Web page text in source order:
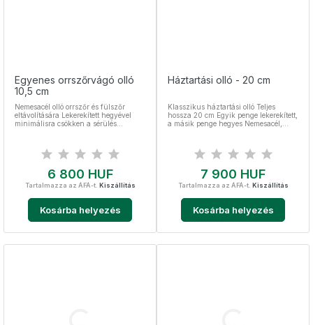
Egyenes orrszőrvágó olló
10,5 cm
Nemesacél olló orrszőr és fülszőr
eltávolítására Lekerekített hegyével
minimálisra csökken a sérülés
sterilizálható
Ár
6 800 HUF
Tartalmazza az ÁFÁ-t. Kiszállítás
Kosárba helyezés
Háztartási olló - 20 cm
Klasszikus háztartási olló Teljes
hossza 20 cm Egyik penge lekerekített,
a másik penge hegyes Nemesacél,
Ár
7 900 HUF
Tartalmazza az ÁFÁ-t. Kiszállítás
Kosárba helyezés